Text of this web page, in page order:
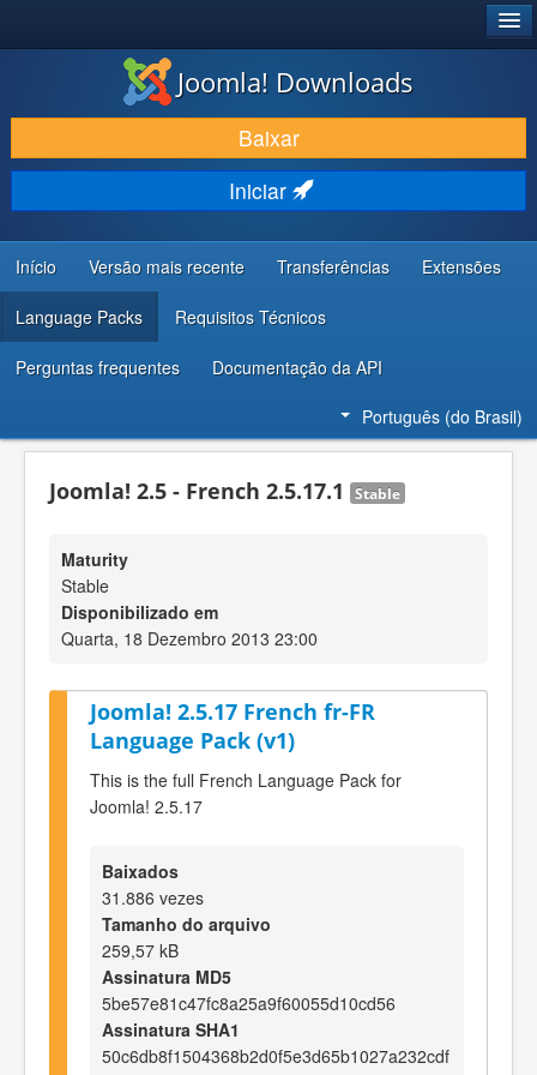
BAIXAR E APRIMORAR
DESCUBRA & APRENDA
COMUNIDADE & SUPORTE
RECURSOS PARA DESENVOLVEDORES
Joomla! Downloads
Baixar
Iniciar
Início Versão mais recente Transferências Extensões
Language Packs Requisitos Técnicos
Perguntas frequentes Documentação da API
Português (do Brasil)
Joomla! 2.5 - French 2.5.17.1 Stable
Maturity
Stable
Disponibilizado em
Quarta, 18 Dezembro 2013 23:00
Joomla! 2.5.17 French fr-FR
Language Pack (v1)
This is the full French Language Pack for
Joomla! 2.5.17
Baixados
31.886 vezes
Tamanho do arquivo
259,57 kB
Assinatura MD5
5be57e81c47fc8a25a9f60055d10cd56
Assinatura SHA1
50c6db8f1504368b2d0f5e3d65b1027a232cdf